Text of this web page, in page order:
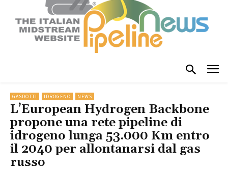
GASDOTTI IDROGENO NEWS
L’European Hydrogen Backbone
propone una rete pipeline di
idrogeno lunga 53.000 Km entro
il 2040 per allontanarsi dal gas
russo